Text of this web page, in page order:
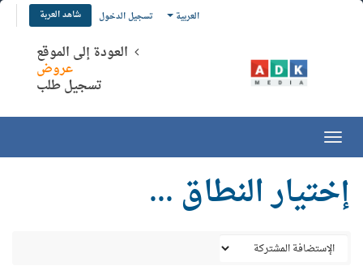
العربية تسجيل الدخول شاهد العربة
العودة إلى الموقع
عروض
تسجيل طلب
Toggle
navigation
إختيار النطاق ...